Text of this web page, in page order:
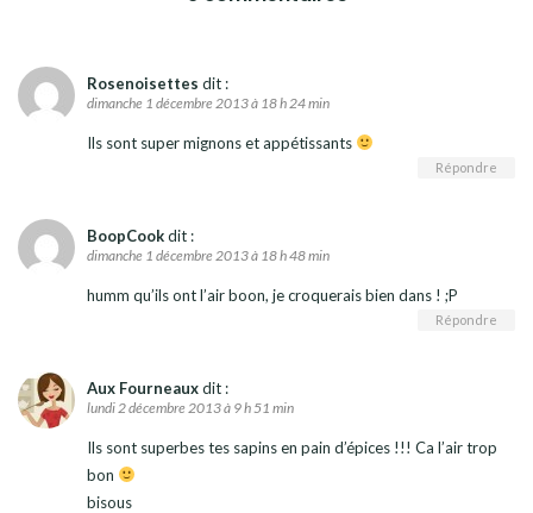
Rosenoisettes dit :
dimanche 1 décembre 2013 à 18 h 24 min
Ils sont super mignons et appétissants
Répondre
BoopCookdit :
dimanche 1 décembre 2013 à 18 h 48 min
humm qu’ils ont l’air boon, je croquerais bien dans ! ;P
Répondre
Aux Fourneauxdit :
lundi 2 décembre 2013 à 9 h 51 min
Ils sont superbes tes sapins en pain d’épices !!! Ca l’air trop
bon
bisous